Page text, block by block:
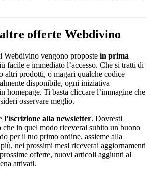
offerte Webdivino
vengono proposte in prima
facile e immediato l’accesso. Che si tratti di
altri prodotti, o magari qualche codice
disponibile, ogni iniziativa
homepage. Ti basta cliccare l’immagine che
osservare meglio.
l’iscrizione alla newsletter. Dovresti
che in quel modo riceverai subito un buono
per il tuo primo ordine, assieme alla
nei prossimi mesi riceverai aggiornamenti
offerte, nuovi articoli aggiunti al
attivati.